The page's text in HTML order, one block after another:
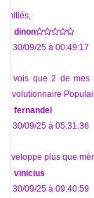
Amitiés,
dinon
Le 30/09/25 à 00:49:17
Je vois que 2 de mes
Révolutionnaire
fernandel
Le 30/09/25 à 05:31:36
Enveloppe plus que
vinicius
Le 30/09/25 à 09:40:59